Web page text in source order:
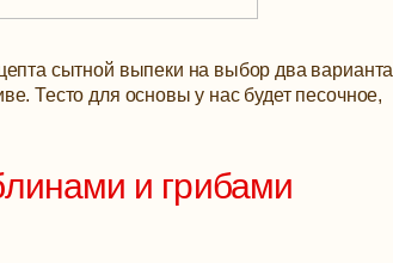
сытной выпеки на выбор два варианта
Тесто для основы у нас будет песочное,
и грибами